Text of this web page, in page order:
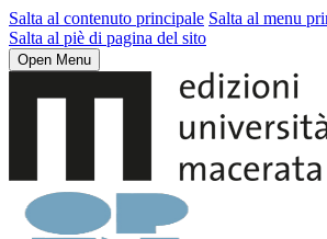
Salta al contenuto principale Salta al menu
Salta al piè di pagina del sito
Open Menu